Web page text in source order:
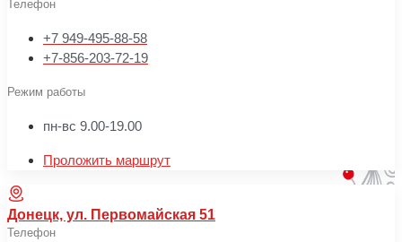
Телефон
+7 949-495-88-58
+7-856-203-72-19
Режим работы
пн-вс 9.00-19.00
Проложить маршрут
Донецк, ул. Первомайская 51
Телефон